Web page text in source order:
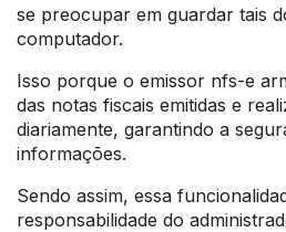
se preocupar em guardar tais
computador.
Isso porque o emissor nfs-e
das notas fiscais emitidas e
diariamente, garantindo a
informações.
Sendo assim, essa
responsabilidade do